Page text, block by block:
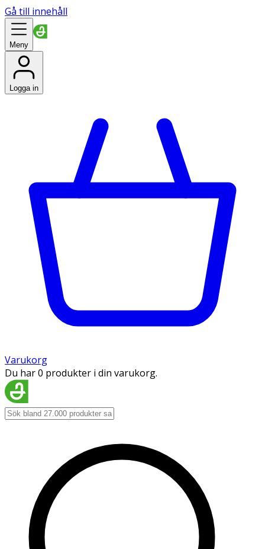
Gå till innehåll
Meny
Logga in
Varukorg
Du har 0 produkter i din varukorg.